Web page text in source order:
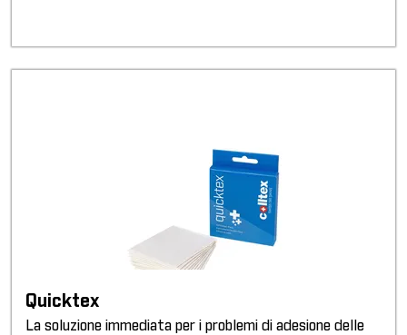
Quicktex
La soluzione immediata per i problemi di adesione delle